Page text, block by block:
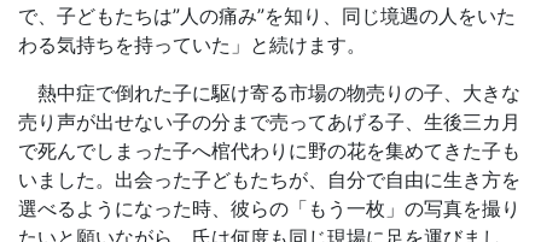
で、子どもたちは”人の痛み”を知り、同じ境遇の人をいた
わる気持ちを持っていた」と続けます。
熱中症で倒れた子に駆け寄る市場の物売りの子、大きな
売り声が出せない子の分まで売ってあげる子、生後三カ月
で死んでしまった子へ棺代わりに野の花を集めてきた子も
いました。出会った子どもたちが、自分で自由に生き方を
選べるようになった時、彼らの「もう一枚」の写真を撮り
たいと願いながら、氏は何度も同じ現場に足を運びまし